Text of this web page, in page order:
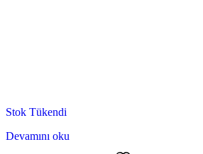
Stok Tükendi
Devamını oku